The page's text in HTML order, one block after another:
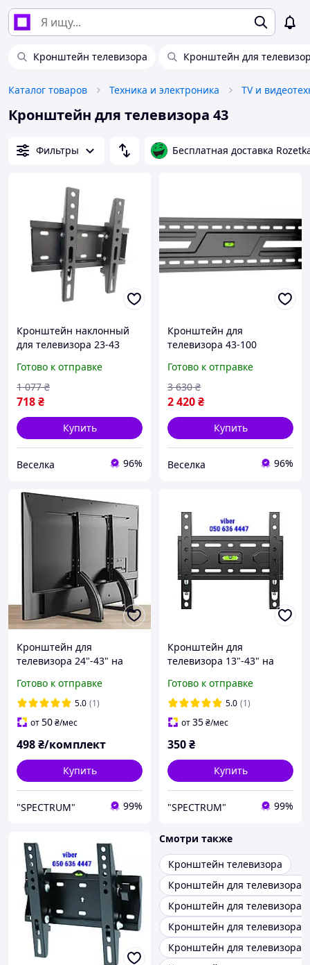
Кронштейн телевизора Кронштейн для
Каталог товаров Техника и электроника TV и
Кронштейн для телевизора 43
Фильтры Бесплатная доставка
Кронштейн наклонный
для телевизора 23-43
черный для стены с
регулировкой угла
просмотра FLAME
Готово к отправке
718₴
1 077 ₴
Купить
Веселка 96%
Кронштейн для
телевизора 43-100
кг для удобного
просмотра и установки
FLAME
Готово к отправке
2 420₴
3 630 ₴
Купить
Веселка 96%
Кронштейн для
телевизора 24"-43" на
подставка настольное
крепление для
телевизора V-Star D701
Готово к отправке
5.0 (1)
от50₴/мес
498₴/комплект
Купить
"SPECTRUM" 99%
Кронштейн для
телевизора 13"-43" на
Фиксированное
настенное крепление для
телевизора
Готово к отправке
5.0 (1)
от35₴/мес
350₴
Купить
"SPECTRUM" 99%
Смотри также
Кронштейн телевизора
Кронштейн для телевизора
Кронштейн для телевизора
Кронштейн для телевизора
Кронштейн для телевизора